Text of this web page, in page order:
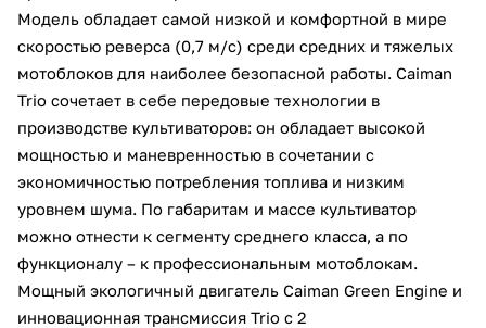
Модель обладает самой низкой и комфортной в мире
скоростью реверса (0,7 м/с) среди средних и тяжелых
мотоблоков для наиболее безопасной работы. Сaiman
Trio сочетает в себе передовые технологии в
производстве культиваторов: он обладает высокой
мощностью и маневренностью в сочетании с
экономичностью потребления топлива и низким
уровнем шума. По габаритам и массе культиватор
можно отнести к сегменту среднего класса, а по
функционалу – к профессиональным мотоблокам.
Мощный экологичный двигатель Caiman Green Engine и
инновационная трансмиссия Trio с 2
Добавляйте товары
в корзину
Оплачивайте сегодня только
25 % картой любого банка
Получайте товар
выбранный способом
% будут